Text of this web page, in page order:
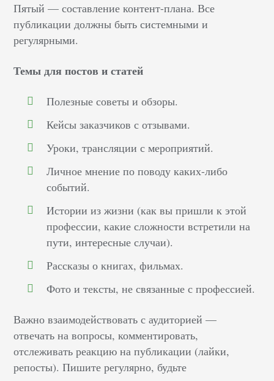
Пятый –– составление контент-плана. Все
публикации должны быть системными и
регулярными.
Темы для постов и статей
Полезные советы и обзоры.
Кейсы заказчиков с отзывами.
Уроки, трансляции с мероприятий.
Личное мнение по поводу каких-либо
событий.
Истории из жизни (как вы пришли к этой
профессии, какие сложности встретили на
пути, интересные случаи).
Рассказы о книгах, фильмах.
Фото и тексты, не связанные с профессией.
Важно взаимодействовать с аудиторией ––
отвечать на вопросы, комментировать,
отслеживать реакцию на публикации (лайки,
репосты). Пишите регулярно, будьте